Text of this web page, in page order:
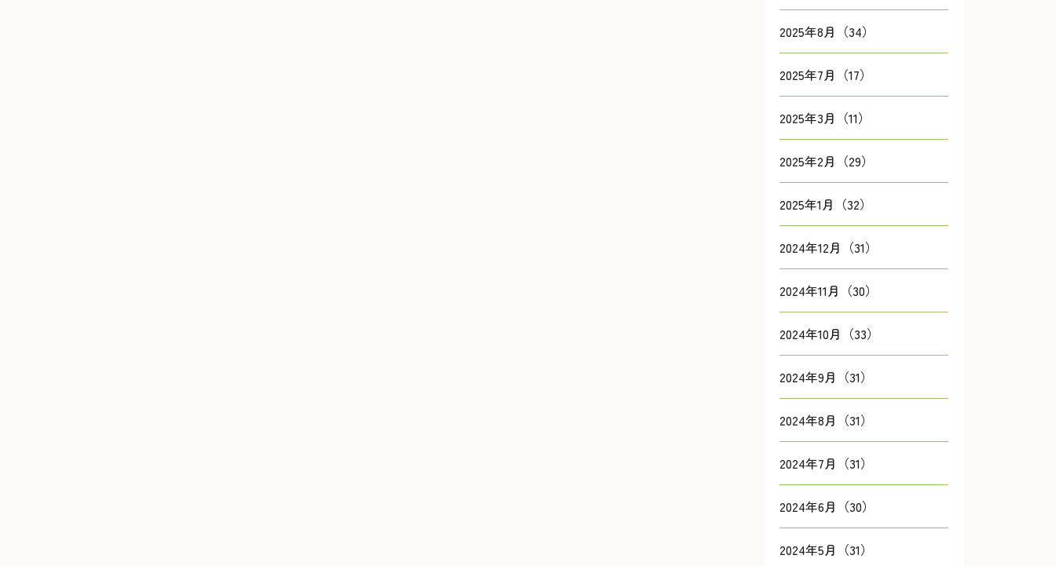
2025年8月（34）
2025年7月（17）
2025年3月（11）
2025年2月（29）
2025年1月（32）
2024年12月（31）
2024年11月（30）
2024年10月（33）
2024年9月（31）
2024年8月（31）
2024年7月（31）
2024年6月（30）
2024年5月（31）